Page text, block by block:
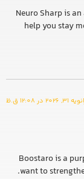
Neuro Sharp is
help you stay
31, 2026 در 12:08 ق.ظ
Boostaro is a
want to